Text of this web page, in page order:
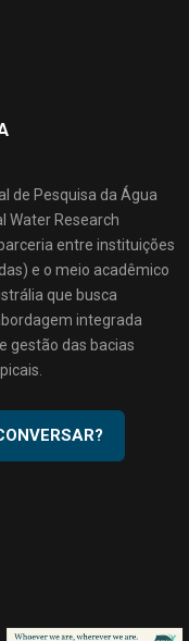
de Pesquisa da Água
Water Research
entre instituições
e o meio acadêmico
que busca
integrada
gestão das bacias